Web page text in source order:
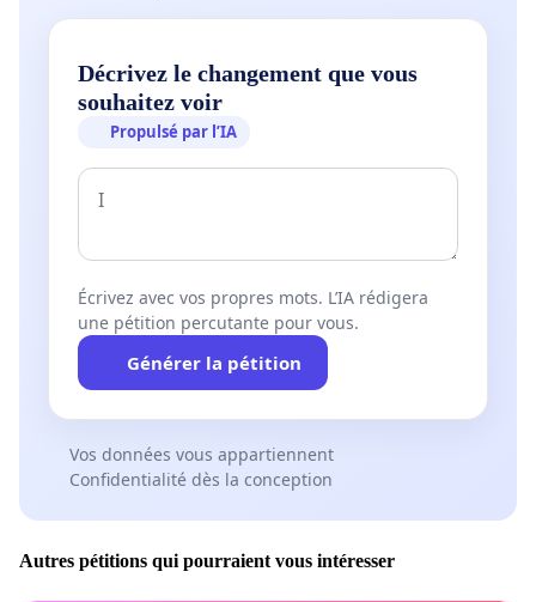
Décrivez le changement que vous
souhaitez voir
Propulsé par l’IA
Écrivez avec vos propres mots. L’IA rédigera
une pétition percutante pour vous.
Générer la pétition
Vos données vous appartiennent
Confidentialité dès la conception
Autres pétitions qui pourraient vous intéresser